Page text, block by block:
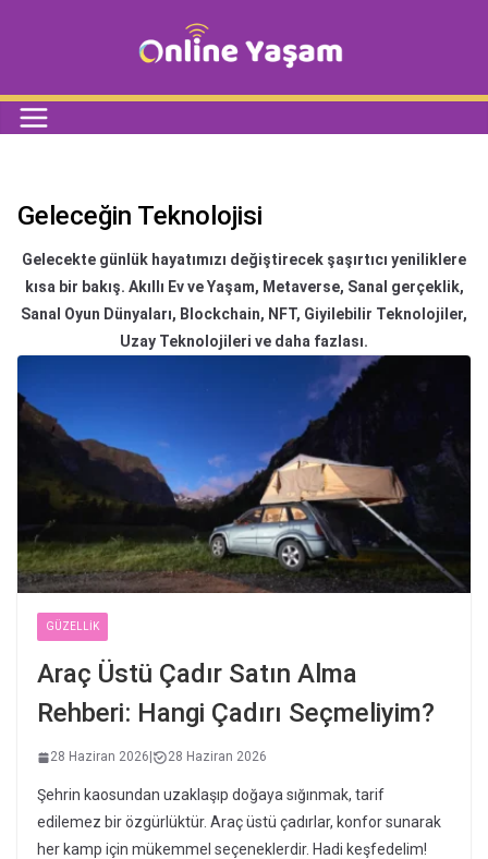
Geleceğin Teknolojisi
Gelecekte günlük hayatımızı değiştirecek şaşırtıcı yeniliklere
kısa bir bakış. Akıllı Ev ve Yaşam, Metaverse, Sanal gerçeklik,
Sanal Oyun Dünyaları, Blockchain, NFT, Giyilebilir Teknolojiler,
Uzay Teknolojileri ve daha fazlası.
GÜZELLIK
Araç Üstü Çadır Satın Alma
Rehberi: Hangi Çadırı Seçmeliyim?
28 Haziran 2026 28 Haziran 2026
Şehrin kaosundan uzaklaşıp doğaya sığınmak, tarif
edilemez bir özgürlüktür. Araç üstü çadırlar, konfor sunarak
her kamp için mükemmel seçeneklerdir. Hadi keşfedelim!